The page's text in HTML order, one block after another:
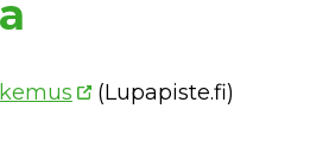
(Lupapiste.fi)